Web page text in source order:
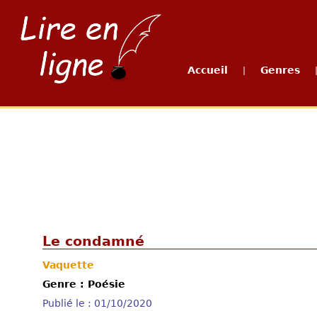
Accueil Genres
Le condamné
Vaquette
Genre : Poésie
Publié le : 01/10/2020